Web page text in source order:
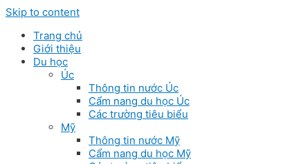
Skip to content
Trang chủ
Giới thiệu
Du học
Úc
Thông tin nước Úc
Cẩm nang du học Úc
Các trường tiêu biểu
Mỹ
Thông tin nước Mỹ
Cẩm nang du học Mỹ